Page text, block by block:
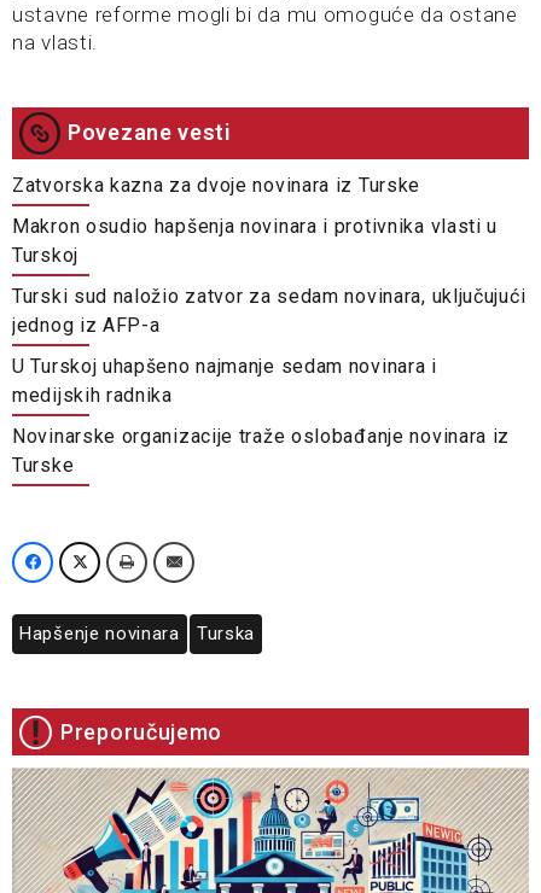
ustavne reforme mogli bi da mu omoguće da ostane
na vlasti.
Povezane vesti
Zatvorska kazna za dvoje novinara iz Turske
Makron osudio hapšenja novinara i protivnika vlasti u
Turskoj
Turski sud naložio zatvor za sedam novinara, uključujući
jednog iz AFP-a
U Turskoj uhapšeno najmanje sedam novinara i
medijskih radnika
Novinarske organizacije traže oslobađanje novinara iz
Turske
Hapšenje novinara Turska
Preporučujemo